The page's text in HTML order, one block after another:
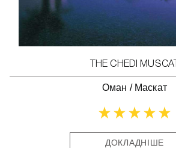
THE CHEDI MUSCAT
Оман / Маскат
ДОКЛАДНІШЕ